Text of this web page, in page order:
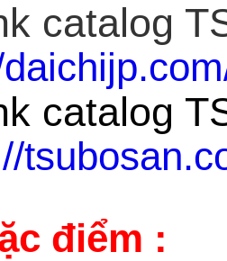
catalog
catalog
điểm :